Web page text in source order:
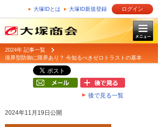
大塚IDとは 大塚ID新規登録 ログイン
2024年 記事一覧
境界型防御に限界あり？ 今知るべきゼロトラストの基本
後で見る一覧
2024年11月19日公開